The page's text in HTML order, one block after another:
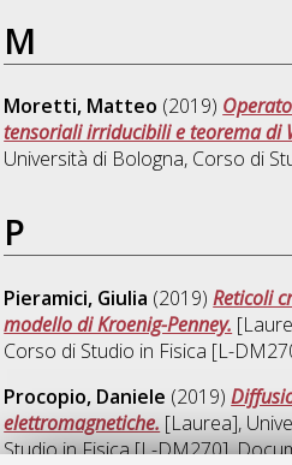
M
Moretti, Matteo (2019)
tensoriali irriducibili e teorema di
Università di Bologna, Corso di
P
Pieramici, Giulia (2019)Reticoli
modello di Kroenig-Penney.
Corso di Studio in Fisica [L-
Procopio, Daniele (2019)
elettromagnetiche. [Laurea],
Studio inFisica [L-DM270],